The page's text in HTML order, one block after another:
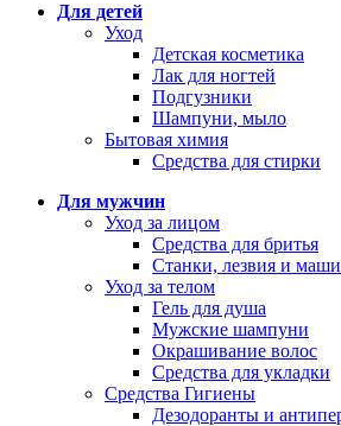
Для детей
Уход
Детская косметика
Лак для ногтей
Подгузники
Шампуни, мыло
Бытовая химия
Средства для стирки
Для мужчин
Уход за лицом
Средства для бритья
Станки, лезвия и
Уход за телом
Гель для душа
Мужские шампуни
Окрашивание волос
Средства для укладки
Средства Гигиены
Дезодоранты и